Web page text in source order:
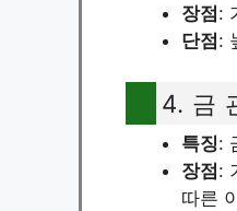
장점:
단점:
4. 금
특징:
장점 :
따른